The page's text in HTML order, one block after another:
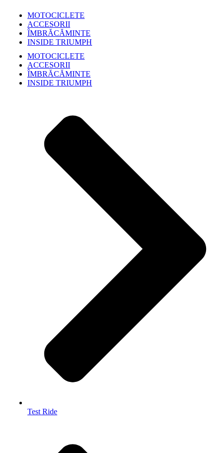
MOTOCICLETE
ACCESORII
ÎMBRĂCĂMINTE
INSIDE TRIUMPH
MOTOCICLETE
ACCESORII
ÎMBRĂCĂMINTE
INSIDE TRIUMPH
Test Ride